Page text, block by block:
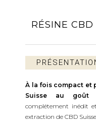
RÉSINE
À la fois compact et
Suisse au goût
complétement inédit
extraction de CBD